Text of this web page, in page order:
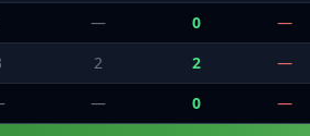
— 0 —
2 2 —
— 0 —